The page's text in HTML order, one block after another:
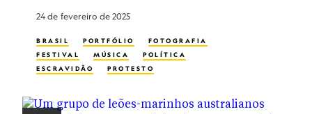
24 de fevereiro de 2025
BRASIL PORTFÓLIO
FOTOGRAFIA
FESTIVAL
MÚSICA
POLÍTICA
ESCRAVIDÃO
PROTESTO